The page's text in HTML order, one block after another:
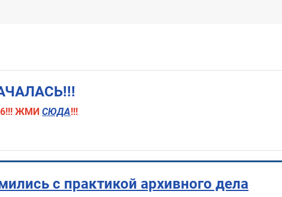
ЖМИ СЮДА!!!
с практикой архивного дела